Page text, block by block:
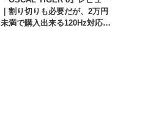
｜割り切りも必要だが、2万円
未満で購入出来る120Hz対応大